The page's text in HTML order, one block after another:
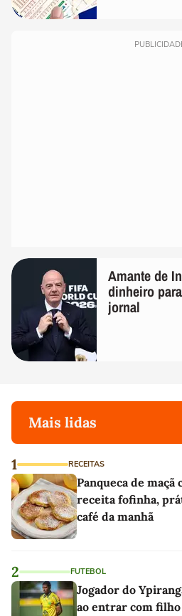
Amante de
dinheiro
jornal
Mais lidas
1 RECEITAS
Panqueca de maçã
receita fofinha,
café da manhã
2 FUTEBOL
Jogador do
ao entrar com filho